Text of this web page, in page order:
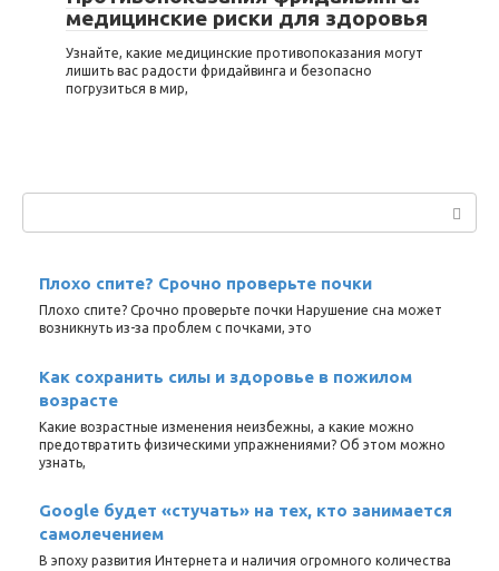
медицинские риски для здоровья
Узнайте, какие медицинские противопоказания могут
лишить вас радости фридайвинга и безопасно
погрузиться в мир,
Плохо спите? Срочно проверьте почки
Плохо спите? Срочно проверьте почки Нарушение сна может
возникнуть из-за проблем с почками, это
Как сохранить силы и здоровье в пожилом
возрасте
Какие возрастные изменения неизбежны, а какие можно
предотвратить физическими упражнениями? Об этом можно
узнать,
Google будет «стучать» на тех, кто занимается
самолечением
В эпоху развития Интернета и наличия огромного количества